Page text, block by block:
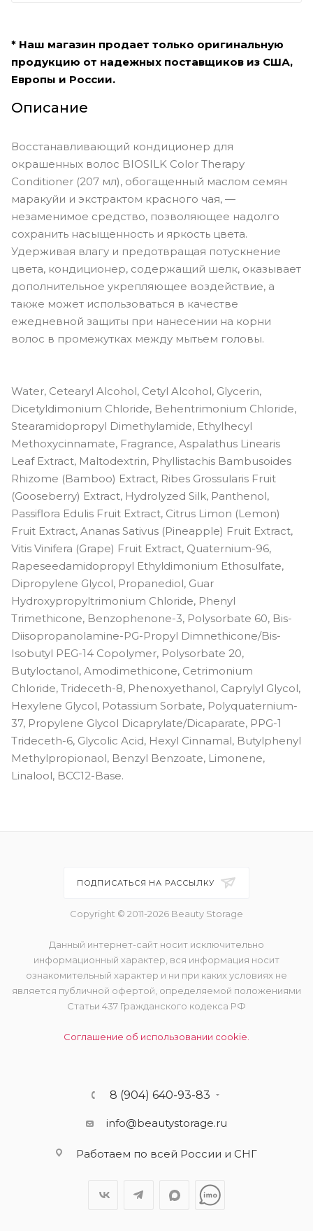
* Наш магазин продает только оригинальную
продукцию от надежных поставщиков из США,
Европы и России.
Описание
Восстанавливающий кондиционер для
окрашенных волос BIOSILK Color Therapy
Conditioner (207 мл), обогащенный маслом семян
маракуйи и экстрактом красного чая, —
незаменимое средство, позволяющее надолго
сохранить насыщенность и яркость цвета.
Удерживая влагу и предотвращая потускнение
цвета, кондиционер, содержащий шелк, оказывает
дополнительное укрепляющее воздействие, а
также может использоваться в качестве
ежедневной защиты при нанесении на корни
волос в промежутках между мытьем головы.
Water, Cetearyl Alcohol, Cetyl Alcohol, Glycerin,
Dicetyldimonium Chloride, Behentrimonium Chloride,
Stearamidopropyl Dimethylamide, Ethylhecyl
Methoxycinnamate, Fragrance, Aspalathus Linearis
Leaf Extract, Maltodextrin, Phyllistachis Bambusoides
Rhizome (Bamboo) Extract, Ribes Grossularis Fruit
(Gooseberry) Extract, Hydrolyzed Silk, Panthenol,
Passiflora Edulis Fruit Extract, Citrus Limon (Lemon)
Fruit Extract, Ananas Sativus (Pineapple) Fruit Extract,
Vitis Vinifera (Grape) Fruit Extract, Quaternium-96,
Rapeseedamidopropyl Ethyldimonium Ethosulfate,
Dipropylene Glycol, Propanediol, Guar
Hydroxypropyltrimonium Chloride, Phenyl
Trimethicone, Benzophenone-3, Polysorbate 60, Bis-
Diisopropanolamine-PG-Propyl Dimnethicone/Bis-
Isobutyl PEG-14 Copolymer, Polysorbate 20,
Butyloctanol, Amodimethicone, Cetrimonium
Chloride, Trideceth-8, Phenoxyethanol, Caprylyl Glycol,
Hexylene Glycol, Potassium Sorbate, Polyquaternium-
37, Propylene Glycol Dicaprylate/Dicaparate, PPG-1
Trideceth-6, Glycolic Acid, Hexyl Cinnamal, Butylphenyl
Methylpropionaol, Benzyl Benzoate, Limonene,
Linalool, BCC12-Base.
ПОДПИСАТЬСЯ НА РАССЫЛКУ
Copyright © 2011-2026 Beauty Storage
Данный интернет-сайт носит исключительно
информационный характер, вся информация носит
ознакомительный характер и ни при каких условиях не
является публичной офертой, определяемой положениями
Статьи 437 Гражданского кодекса РФ
Соглашение об использовании cookie.
8 (904) 640-93-83
info@beautystorage.ru
Работаем по всей России и СНГ